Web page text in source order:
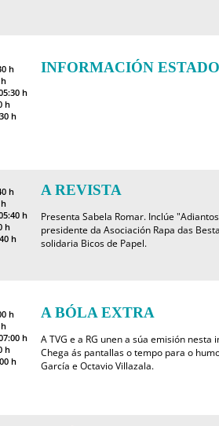
h
h
h
h
INFORMACIÓN
h
h
h
h
A REVISTA
Presenta Sabela Romar. Inclúe
presidente da Asociación Rapa das
solidaria Bicos de Papel.
h
h
h
h
A BÓLA EXTRA
A TVG e a RG unen a súa emisión
Chega ás pantallas o tempo para o
García e Octavio Villazala.